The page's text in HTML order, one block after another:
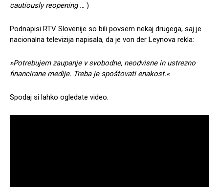
cautiously reopening … )
Podnapisi RTV Slovenije so bili povsem nekaj drugega, saj je
nacionalna televizija napisala, da je von der Leynova rekla:
»Potrebujem zaupanje v svobodne, neodvisne in ustrezno
financirane medije. Treba je spoštovati enakost.«
Spodaj si lahko ogledate video.